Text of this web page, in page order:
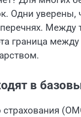
Одни
граница
в